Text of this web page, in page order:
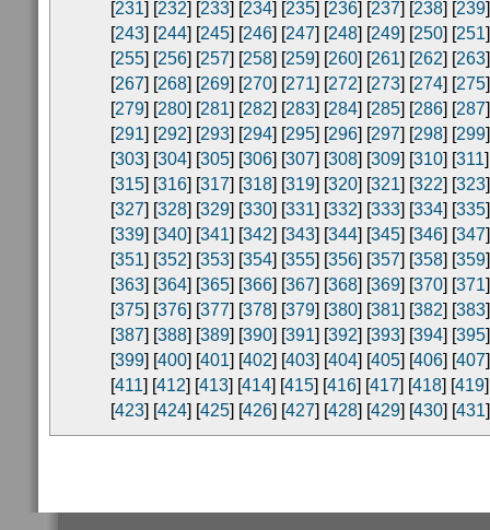
[231] [232] [233] [234] [235] [236] [237] [238] [239
[243] [244] [245] [246] [247] [248] [249] [250] [251
[255] [256] [257] [258] [259] [260] [261] [262] [263
[267] [268] [269] [270] [271] [272] [273] [274] [275
[279] [280] [281] [282] [283] [284] [285] [286] [287
[291] [292] [293] [294] [295] [296] [297] [298] [299
[303] [304] [305] [306] [307] [308] [309] [310] [311
[315] [316] [317] [318] [319] [320] [321] [322] [323
[327] [328] [329] [330] [331] [332] [333] [334] [335
[339] [340] [341] [342] [343] [344] [345] [346] [347
[351] [352] [353] [354] [355] [356] [357] [358] [359
[363] [364] [365] [366] [367] [368] [369] [370] [371
[375] [376] [377] [378] [379] [380] [381] [382] [383
[387] [388] [389] [390] [391] [392] [393] [394] [395
[399] [400] [401] [402] [403] [404] [405] [406] [407
[411] [412] [413] [414] [415] [416] [417] [418] [419
[423] [424] [425] [426] [427] [428] [429] [430] [431]